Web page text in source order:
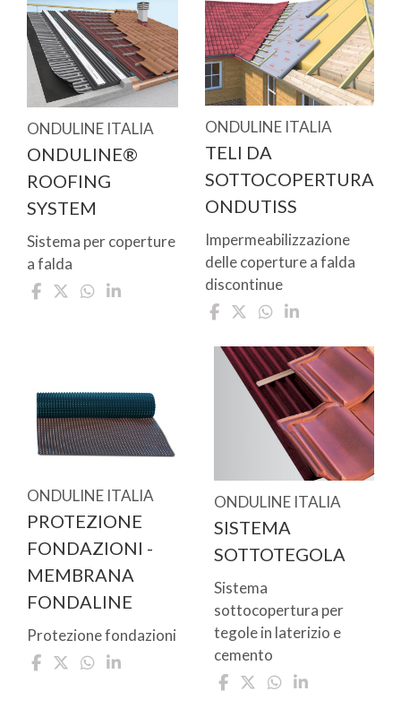
ONDULINE ITALIA
ONDULINE®
ROOFING
SYSTEM
Sistema per coperture
a falda
ONDULINE ITALIA
TELI DA
SOTTOCOPERTURA
ONDUTISS
Impermeabilizzazione
delle coperture a falda
discontinue
ONDULINE ITALIA
PROTEZIONE
FONDAZIONI -
MEMBRANA
FONDALINE
Protezione fondazioni
ONDULINE ITALIA
SISTEMA
SOTTOTEGOLA
Sistema
sottocopertura per
tegole in laterizio e
cemento